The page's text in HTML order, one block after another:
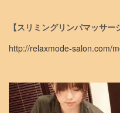
【スリミングリンパマッサー
http://relaxmode-salon.com/